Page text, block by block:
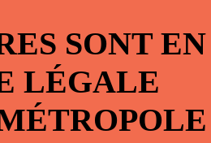
SONT EN
LÉGALE